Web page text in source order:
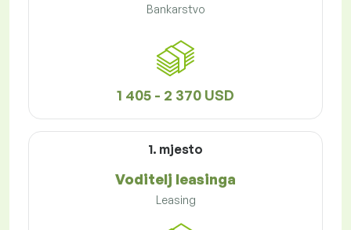
Bankarstvo
1 405 - 2 370 USD
1. mjesto
Voditelj leasinga
Leasing